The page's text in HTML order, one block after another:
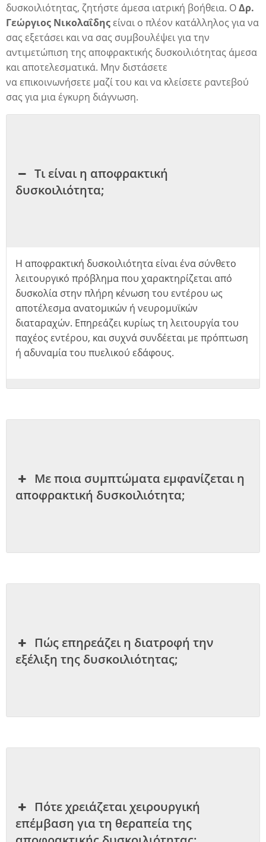
δυσκοιλιότητας, ζητήστε άμεσα ιατρική βοήθεια. ΟΔρ.
Γεώργιος Νικολαΐδηςείναι ο πλέον κατάλληλος για να
σας εξετάσει και να σας συμβουλέψει για την
αντιμετώπιση της αποφρακτικής δυσκοιλιότητας άμεσα
και αποτελεσματικά. Μην διστάσετε
ναεπικοινωνήσετε μαζί του και να κλείσετε ραντεβού
σας για μια έγκυρη διάγνωση.
Τι είναι η αποφρακτική
δυσκοιλιότητα;
Η αποφρακτική δυσκοιλιότητα είναι ένα σύνθετο
λειτουργικό πρόβλημα που χαρακτηρίζεται από
δυσκολία στην πλήρη κένωση του εντέρου ως
αποτέλεσμα ανατομικών ή νευρομυϊκών
διαταραχών. Επηρεάζει κυρίως τη λειτουργία του
παχέος εντέρου, και συχνά συνδέεται με πρόπτωση
ή αδυναμία του πυελικού εδάφους.
Με ποια συμπτώματα εμφανίζεται η
αποφρακτική δυσκοιλιότητα;
Πώς επηρεάζει η διατροφή την
εξέλιξη της δυσκοιλιότητας;
Πότε χρειάζεται χειρουργική
επέμβαση για τη θεραπεία της